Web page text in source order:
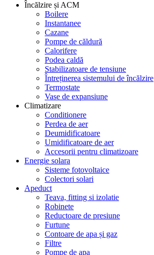
Încălzire și ACM
Boilere
Instantanee
Cazane
Pompe de căldură
Calorifere
Podea caldă
Stabilizatoare de tensiune
Întreținerea sistemului de încălzire
Termostate
Vase de expansiune
Climatizare
Conditionere
Perdea de aer
Deumidificatoare
Umidificatoare de aer
Accesorii pentru climatizoare
Energie solara
Sisteme fotovoltaice
Colectori solari
Apeduct
Teava, fitting si izolatie
Robinete
Reductoare de presiune
Furtune
Contoare de apa și gaz
Filtre
Pompe de apa